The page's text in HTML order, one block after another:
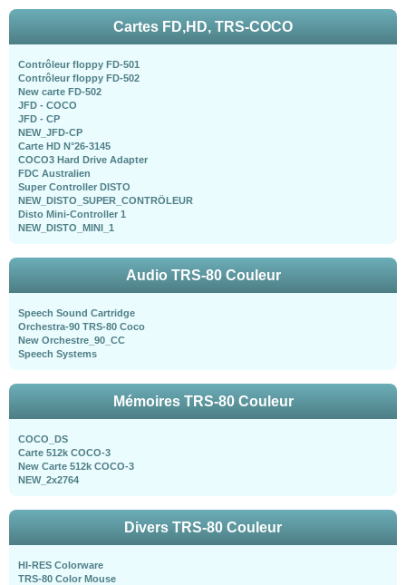
Cartes FD,HD, TRS-COCO
Contrôleur floppy FD-501
Contrôleur floppy FD-502
New carte FD-502
JFD - COCO
JFD - CP
NEW_JFD-CP
Carte HD N°26-3145
COCO3 Hard Drive Adapter
FDC Australien
Super Controller DISTO
NEW_DISTO_SUPER_CONTRÖLEUR
Disto Mini-Controller 1
NEW_DISTO_MINI_1
Audio TRS-80 Couleur
Speech Sound Cartridge
Orchestra-90 TRS-80 Coco
New Orchestre_90_CC
Speech Systems
Mémoires TRS-80 Couleur
COCO_DS
Carte 512k COCO-3
New Carte 512k COCO-3
NEW_2x2764
Divers TRS-80 Couleur
HI-RES Colorware
TRS-80 Color Mouse